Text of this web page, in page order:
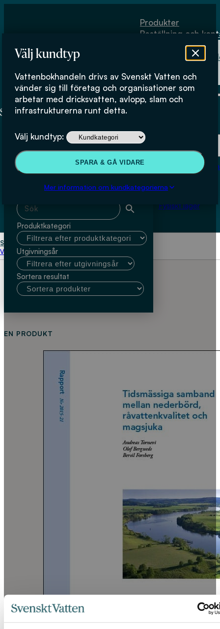
Välj kundtyp
Vattenbokhandeln drivs av Svenskt Vatten och
vänder sig till företag och organisationer som
arbetar med dricksvatten, avlopp, slam och
infrastrukturerna runt detta.
Välj kundtyp:
SPARA & GÅ VIDARE
Mer information om kundkategorierna
Produkter
Beställning och
Fysiskt lager
Beställning och kontakt
Om
Köpvillkor
Fysiskt lager
Start Göteborgs stad; Bertil Forsberg
Välj kundtyp
Göteborgs stad; Bertil Forsberg
Sök & filtrera
Sök med fritext
Produktkategori
Utgivningsår
Sortera resultat
EN PRODUKT